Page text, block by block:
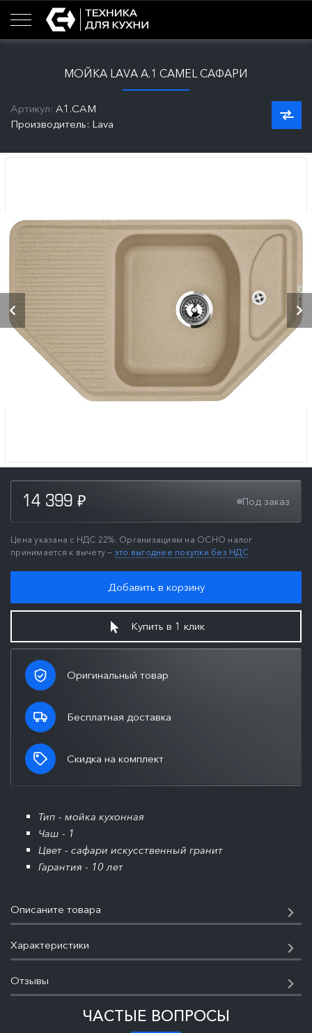
МОЙКА LAVA А.1 CAMEL САФАРИ
Артикул: A1.CAM
Производитель: Lava
14 399 ₽ Под заказ
Цена указана с НДС 22%. Организациям на ОСНО налог
принимается к вычету — это выгоднее покупки без НДС
Добавить в корзину
Купить в 1 клик
Оригинальный товар
Бесплатная доставка
Скидка на комплект
Тип - мойка кухонная
Чаш - 1
Цвет - сафари искусственный гранит
Гарантия - 10 лет
Описаните товара
Характеристики
Отзывы
ЧАСТЫЕ ВОПРОСЫ